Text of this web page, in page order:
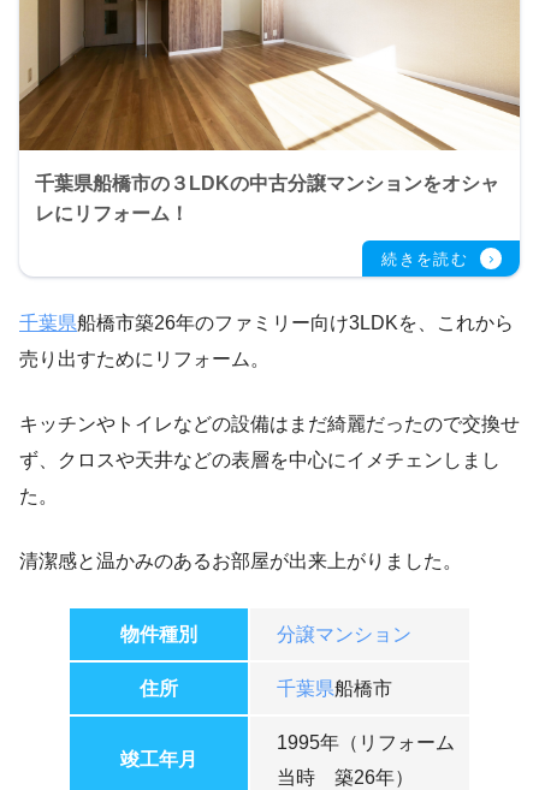
千葉県船橋市の３LDKの中古分譲マンションをオシャ
レにリフォーム！
千葉県船橋市築26年のファミリー向け3LDKを、これから
売り出すためにリフォーム。
キッチンやトイレなどの設備はまだ綺麗だったので交換せ
ず、クロスや天井などの表層を中心にイメチェンしまし
た。
清潔感と温かみのあるお部屋が出来上がりました。
物件種別 分譲マンション
住所 千葉県船橋市
竣工年月
1995年（リフォーム
当時 築26年）